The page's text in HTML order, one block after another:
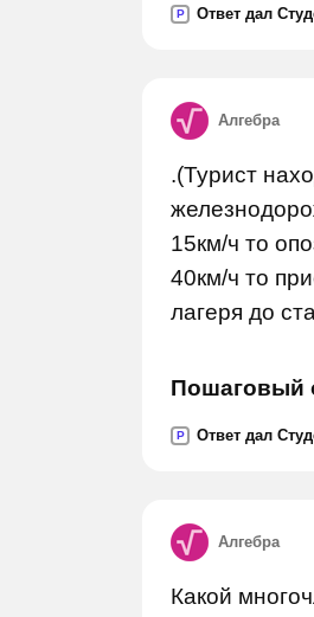
P Ответ дал
Алгебра
.(Турист
15км/ч то
40км/ч то
лагеря до
Пошаговый
P Ответ дал
Алгебра
Какой